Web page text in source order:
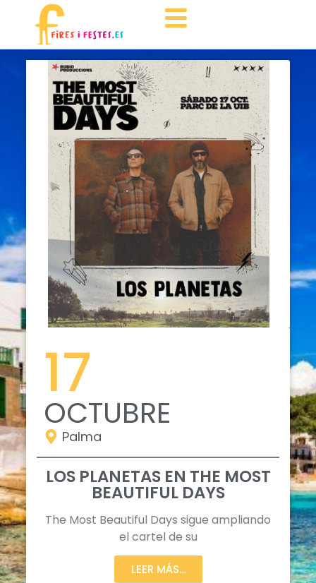
17
OCTUBRE
Palma
LOS PLANETAS EN THE MOST
BEAUTIFUL DAYS
The Most Beautiful Days sigue ampliando
el cartel de su
LEER MÁS...